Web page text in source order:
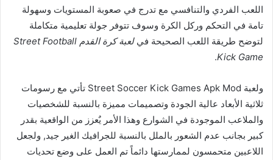
اللعب الفردي والتنافسي مع تدرج في صعوبة المستويات وسهولة
تامة في التحكم وركل الكرة وسوف تتوفر جولة تعليمية متكاملة
لتوضح طريقة اللعب الصحيحة في
لعبة كرة القدم Street Football
Kick Game
.
ولعبة Street Soccer Kick Games Apk Mod تأتي مع رسومات
ثلاثية الأبعاد عالية الجودة وتصميمات مميزة بالنسبة للشخصيات
والملاعب الموجودة في الشوارع وهذا الأمر يٌعزز من الواقعية بقدر
كبير بجانب عدم الشعور بالملل بالنسبة للجرافيك الغير جيد, ولجعل
اللاعبين متحمسون لممارستها دائماً تم العمل على وضع تحديات